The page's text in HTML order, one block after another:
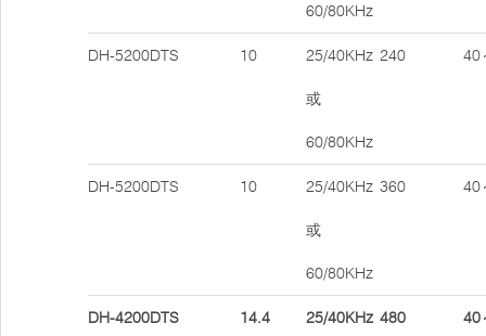
60/80KHz
DH-5200DTS 10 25/40KHz
或
60/80KHz
240 40
DH-5200DTS 10 25/40KHz
或
60/80KHz
360 40
DH-4200DTS 14.4 25/40KHz 480 40